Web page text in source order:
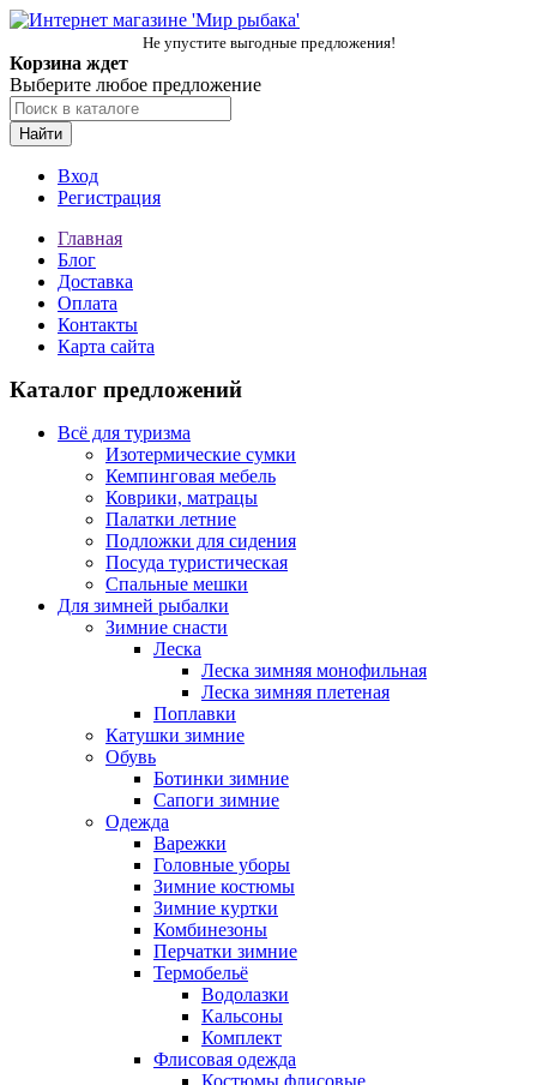
Не упустите выгодные предложения!
Корзина ждет
Выберите любое предложение
Найти
Вход
Регистрация
Главная
Блог
Доставка
Оплата
Контакты
Карта сайта
Каталог предложений
Всё для туризма
Изотермические сумки
Кемпинговая мебель
Коврики, матрацы
Палатки летние
Подложки для сидения
Посуда туристическая
Спальные мешки
Для зимней рыбалки
Зимние снасти
Леска
Леска зимняя монофильная
Леска зимняя плетеная
Поплавки
Катушки зимние
Обувь
Ботинки зимние
Сапоги зимние
Одежда
Варежки
Головные уборы
Зимние костюмы
Зимние куртки
Комбинезоны
Перчатки зимние
Термобельё
Водолазки
Кальсоны
Комплект
Флисовая одежда
Костюмы флисовые